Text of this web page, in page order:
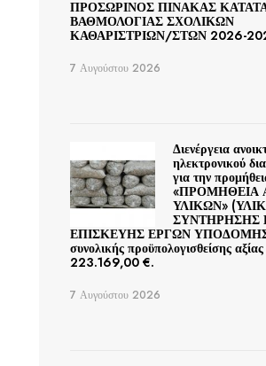
ΠΡΟΣΩΡΙΝΟΣ ΠΙΝΑΚΑΣ
ΒΑΘΜΟΛΟΓΙΑΣ ΣΧΟΛΙΚΩΝ
ΚΑΘΑΡΙΣΤΡΙΩΝ/ΣΤΩΝ 2026-
7 Αυγούστου 2026
Διενέργεια
ηλεκτρονικού
για την
«ΠΡΟΜΗΘΕΙΑ
ΥΛΙΚΩΝ»
ΣΥΝΤΗΡΗΣΗΣ
ΕΠΙΣΚΕΥΗΣ ΕΡΓΩΝ
συνολικής προϋπολογισθείσης
223.169,00 €.
7 Αυγούστου 2026